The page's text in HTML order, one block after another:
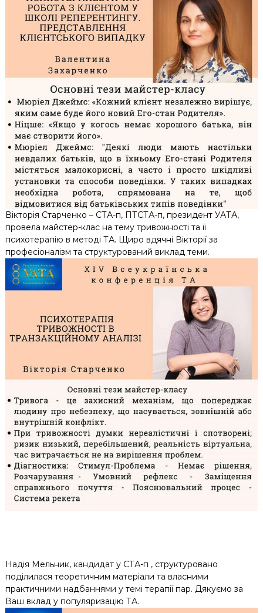
Вікторія Старченко – СТА-п, ПТСТА-п, президент УАТА,
провела майстер-клас на тему тривожності та її
психотерапію в методі ТА. Щиро вдячні Вікторії за
професіоналізм та структурований виклад теми.
Надія Мельник, кандидат у СТА-п , структуровано
поділилася теоретичним матеріали та власними
практичними надбаннями у темі терапії пар. Дякуємо за
Ваш вклад у популяризацію ТА.